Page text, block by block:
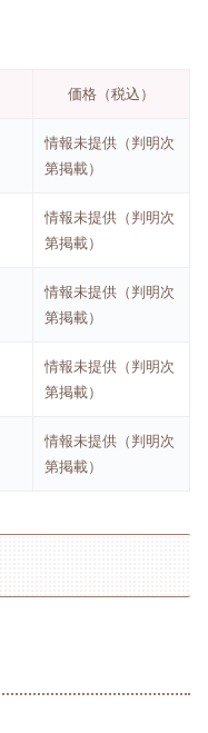
価格（税込）
情報未提供（判明次
第掲載）
情報未提供（判明次
第掲載）
情報未提供（判明次
第掲載）
情報未提供（判明次
第掲載）
情報未提供（判明次
第掲載）